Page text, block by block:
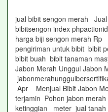
jual bibit sengon merah
bibitsengon index
harga biji sengon merah Rp
pengiriman untuk bibit bibit
bibit buah bibit tanaman
Jabon Merah Unggul Jabon
Apr Menjual Bibit Jabon
terjamin Pohon jabon
ketinggian meter jual tanah